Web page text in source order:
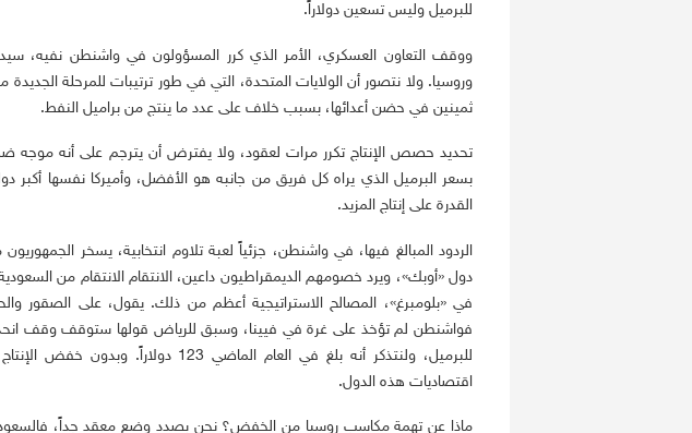
للبرميل وليس تسعين دولاراً.
ووقف التعاون العسكري، الأمر الذي كرر المسؤولون في واشنطن نفيه،
وروسيا. ولا نتصور أن الولايات المتحدة، التي في طور ترتيبات للمرحلة الجديدة
ثمينين في حضن أعدائها، بسبب خلاف على عدد ما ينتج من براميل النفط.
تحديد حصص الإنتاج تكرر مرات لعقود، ولا يفترض أن يترجم على أنه موجه
بسعر البرميل الذي يراه كل فريق من جانبه هو الأفضل، وأميركا نفسها أكبر
القدرة على إنتاج المزيد.
الردود المبالغ فيها، في واشنطن، جزئياً لعبة تلاوم انتخابية، يسخر الجمهوريون
دول «أوبك»، ويرد خصومهم الديمقراطيون داعين، الانتقام الانتقام من
في «بلومبرغ»، المصالح الاستراتيجية أعظم من ذلك. يقول، على الصقور
للبرميل، ولنتذكر أنه بلغ في العام الماضي
اقتصاديات هذه الدول.
ماذا عن تهمة مكاسب روسيا من الخفض؟ نحن بصدد وضع معقد جداً،